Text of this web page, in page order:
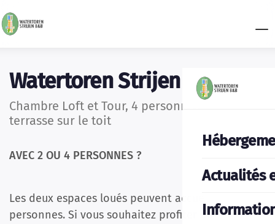
Actualités
Watertoren Strijen
Chambre Loft et Tour, 4 personnes, 5 étages +
terrasse sur le toit
AVEC 2 OU 4 PERSONNES ?
Les deux espaces loués peuvent accueillir deux
personnes. Si vous souhaitez profiter du château